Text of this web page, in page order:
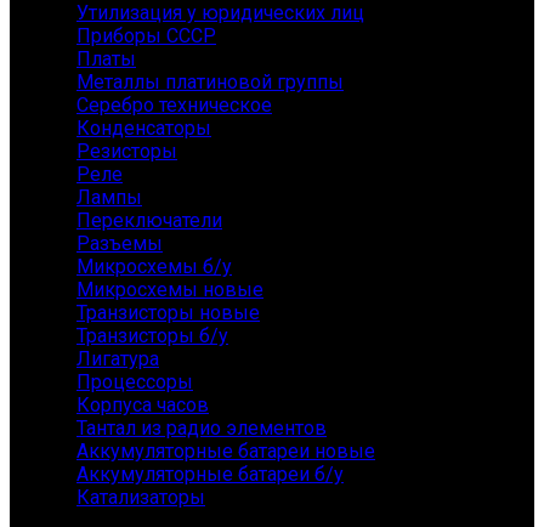
Утилизация у юридических лиц
Приборы СССР
Платы
Металлы платиновой группы
Серебро техническое
Конденсаторы
Резисторы
Реле
Лампы
Переключатели
Разъемы
Микросхемы б/у
Микросхемы новые
Транзисторы новые
Транзисторы б/у
Лигатура
Процессоры
Корпуса часов
Тантал из радио элементов
Аккумуляторные батареи новые
Аккумуляторные батареи б/у
Катализаторы